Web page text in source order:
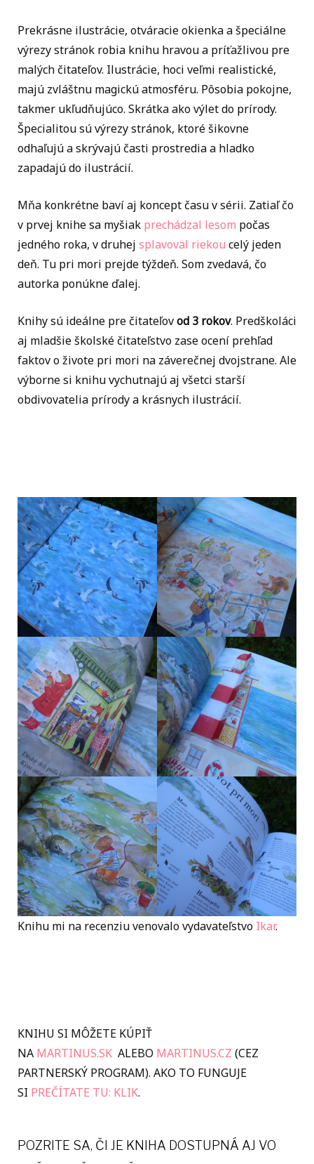
Prekrásne ilustrácie, otváracie okienka a špeciálne
výrezy stránok robia knihu hravou a príťažlivou pre
malých čitateľov. Ilustrácie, hoci veľmi realistické,
majú zvláštnu magickú atmosféru. Pôsobia pokojne,
takmer ukľudňujúco. Skrátka ako výlet do prírody.
Špecialitou sú výrezy stránok, ktoré šikovne
odhaľujú a skrývajú časti prostredia a hladko
zapadajú do ilustrácií.
Mňa konkrétne baví aj koncept času v sérii. Zatiaľ čo
v prvej knihe sa myšiak prechádzal lesom počas
jedného roka, v druhej splavoval riekou celý jeden
deň. Tu pri mori prejde týždeň. Som zvedavá, čo
autorka ponúkne ďalej.
Knihy sú ideálne pre čitateľovod 3 rokov. Predškoláci
aj mladšie školské čitateľstvo zase ocení prehľad
faktov o živote pri mori na záverečnej dvojstrane. Ale
výborne si knihu vychutnajú aj všetci starší
obdivovatelia prírody a krásnych ilustrácií.
Knihu mi na recenziu venovalo vydavateľstvo Ikar.
KNIHU SI MÔŽETE KÚPIŤ
NA MARTINUS.SK ALEBO MARTINUS.CZ (CEZ
PARTNERSKÝ PROGRAM). AKO TO FUNGUJE
SI PREČÍTATE TU: KLIK.
POZRITE SA, ČI JE KNIHA DOSTUPNÁ AJ VO